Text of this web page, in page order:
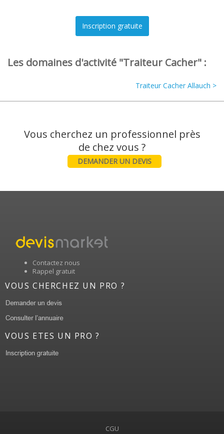
Les domaines d'activité "Traiteur Cacher" :
Traiteur Cacher Allauch >
Vous cherchez un professionnel près
DEMANDER UN DEVIS
Contactez nous
Rappel gratuit
VOUS CHERCHEZ UN PRO ?
VOUS ETES UN PRO ?
CGU